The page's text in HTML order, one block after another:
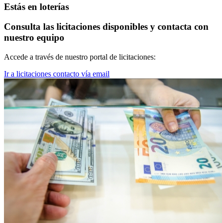
Estás en loterías
Consulta las licitaciones disponibles y contacta con
nuestro equipo
Accede a través de nuestro portal de licitaciones:
Ir a licitaciones contacto vía email